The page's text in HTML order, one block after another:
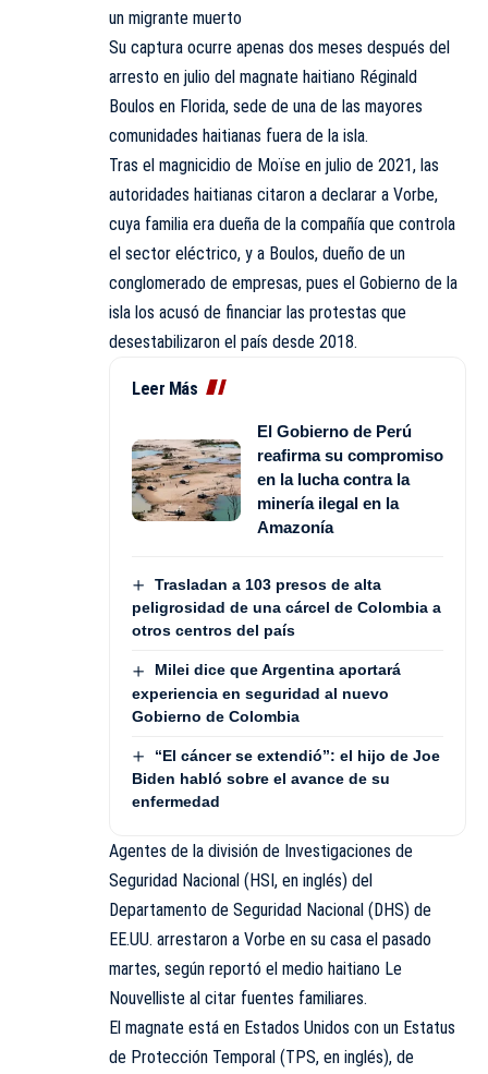
un migrante muerto
Su captura ocurre apenas dos meses después del
arresto en julio del magnate haitiano Réginald
Boulos en Florida, sede de una de las mayores
comunidades haitianas fuera de la isla.
Tras el magnicidio de Moïse en julio de 2021, las
autoridades haitianas citaron a declarar a Vorbe,
cuya familia era dueña de la compañía que controla
el sector eléctrico, y a Boulos, dueño de un
conglomerado de empresas, pues el Gobierno de la
isla los acusó de financiar las protestas que
desestabilizaron el país desde 2018.
Leer Más
El Gobierno de Perú
reafirma su compromiso
en la lucha contra la
minería ilegal en la
Amazonía
Trasladan a 103 presos de alta
peligrosidad de una cárcel de Colombia a
otros centros del país
Milei dice que Argentina aportará
experiencia en seguridad al nuevo
Gobierno de Colombia
“El cáncer se extendió”: el hijo de Joe
Biden habló sobre el avance de su
enfermedad
Agentes de la división de Investigaciones de
Seguridad Nacional (HSI, en inglés) del
Departamento de Seguridad Nacional (DHS) de
EE.UU. arrestaron a Vorbe en su casa el pasado
martes, según reportó el medio haitiano Le
Nouvelliste al citar fuentes familiares.
El magnate está en Estados Unidos con un Estatus
de Protección Temporal (TPS, en inglés), de